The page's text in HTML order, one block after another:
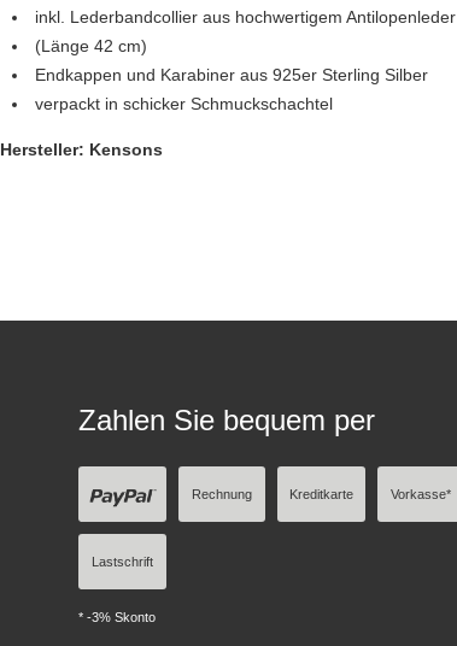
inkl. Lederbandcollier aus hochwertigem Antilopenleder
(Länge 42 cm)
Endkappen und Karabiner aus 925er Sterling Silber
verpackt in schicker Schmuckschachtel
Hersteller: Kensons
Zahlen Sie bequem per
Rechnung Kreditkarte Vorkasse*
Lastschrift
* -3% Skonto